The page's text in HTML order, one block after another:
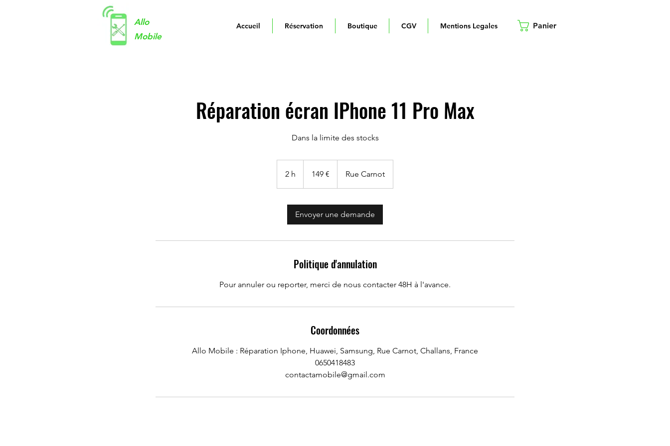
Allo
Mobile
Accueil Réservation Boutique CGV Mentions Legales Panier
Réparation écran IPhone 11 Pro Max
Dans la limite des stocks
2 h
h
149 € Rue Carnot
Envoyer une demande
Politique d'annulation
Pour annuler ou reporter, merci de nous contacter 48H à l'avance.
Coordonnées
Allo Mobile : Réparation Iphone, Huawei, Samsung, Rue Carnot, Challans, France
0650418483
contactamobile@gmail.com